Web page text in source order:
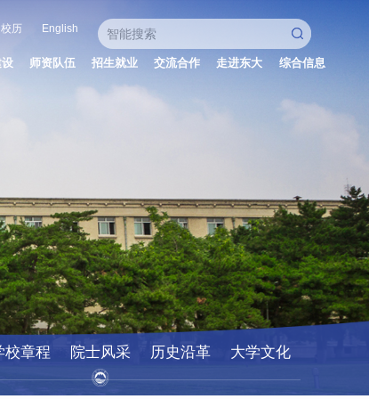
校历 English
师资队伍 招生就业 交流合作 走进东大 综合信息
校章程 院士风采 历史沿革 大学文化